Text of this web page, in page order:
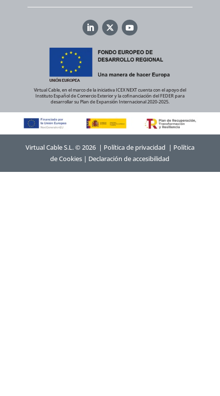
Virtual Cable, en el marco de la iniciativa ICEX NEXT cuenta con el apoyo del
Instituto Español de Comercio Exterior y la cofinanciación del FEDER para
desarrollar su Plan de Expansión Internacional 2020-2025.
Virtual Cable S.L. © 2026 | Política de privacidad | Política
de Cookies | Declaración de accesibilidad